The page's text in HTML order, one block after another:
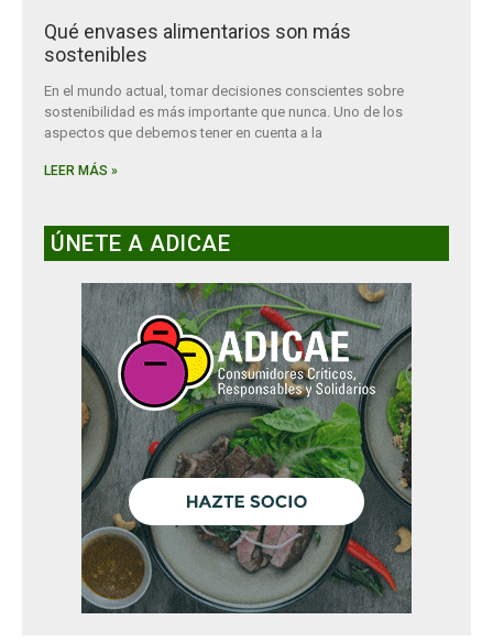
Qué envases alimentarios son más
sostenibles
En el mundo actual, tomar decisiones conscientes sobre
sostenibilidad es más importante que nunca. Uno de los
aspectos que debemos tener en cuenta a la
LEER MÁS »
ÚNETE A ADICAE